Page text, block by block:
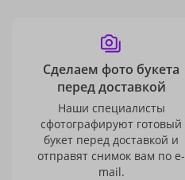
Сделаем фото букета
перед доставкой
Наши специалисты
сфотографируют готовый
букет перед доставкой и
отправят снимок вам по e-
mail.